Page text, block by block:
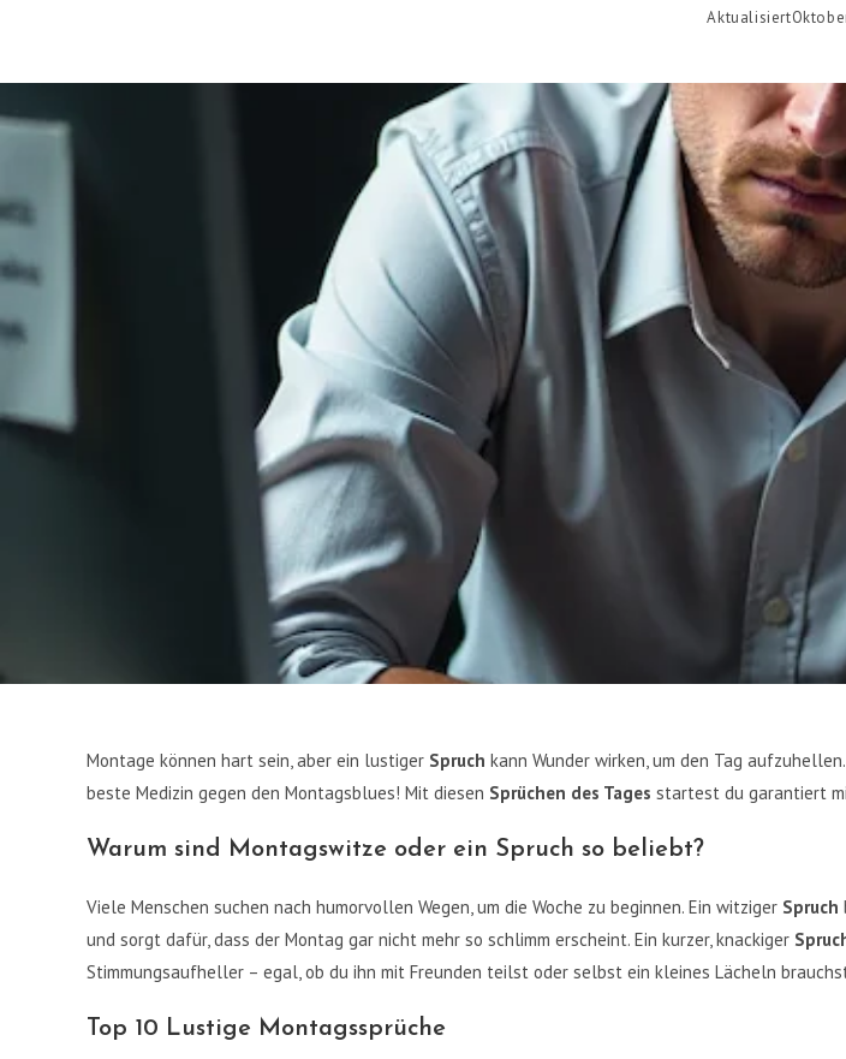
Aktualisiert
Montage können hart sein, aber ein lustiger Spruch kann Wunder wirken, um den Tag
beste Medizin gegen den Montagsblues! Mit diesen Sprüchen des Tages startest du garantiert
Warum sind Montagswitze oder ein Spruch so beliebt?
Viele Menschen suchen nach humorvollen Wegen, um die Woche zu beginnen. Ein witziger Spruch
und sorgt dafür, dass der Montag gar nicht mehr so schlimm erscheint. Ein kurzer, knackiger
Stimmungsaufheller – egal, ob du ihn mit Freunden teilst oder selbst ein kleines Lächeln
Top 10 Lustige Montagssprüche